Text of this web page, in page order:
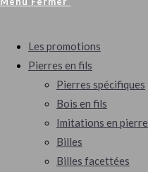
Les promotions
Pierres en fils
Pierres spécifiques
Bois en fils
Imitations en pierre
Billes
Billes facettées